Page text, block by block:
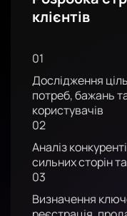
клієнтів
01
Дослідження
потреб, бажань
користувачів
02
Аналіз
сильних сторін
03
Визначення